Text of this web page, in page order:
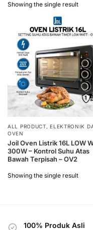
Showing the single result
ALL PRODUCT,ELEKTRONIK
OVEN
Joil Oven Listrik 16L LOW
300W – Kontrol Suhu Atas
Bawah Terpisah – OV2
Showing the single result
100% Produk Asli